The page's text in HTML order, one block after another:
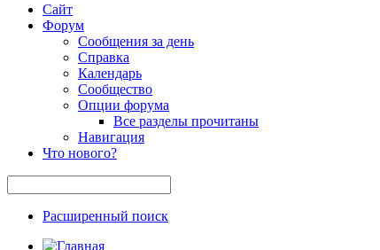
Сайт
Форум
Сообщения за день
Справка
Календарь
Сообщество
Опции форума
Все разделы прочитаны
Навигация
Что нового?
Расширенный поиск